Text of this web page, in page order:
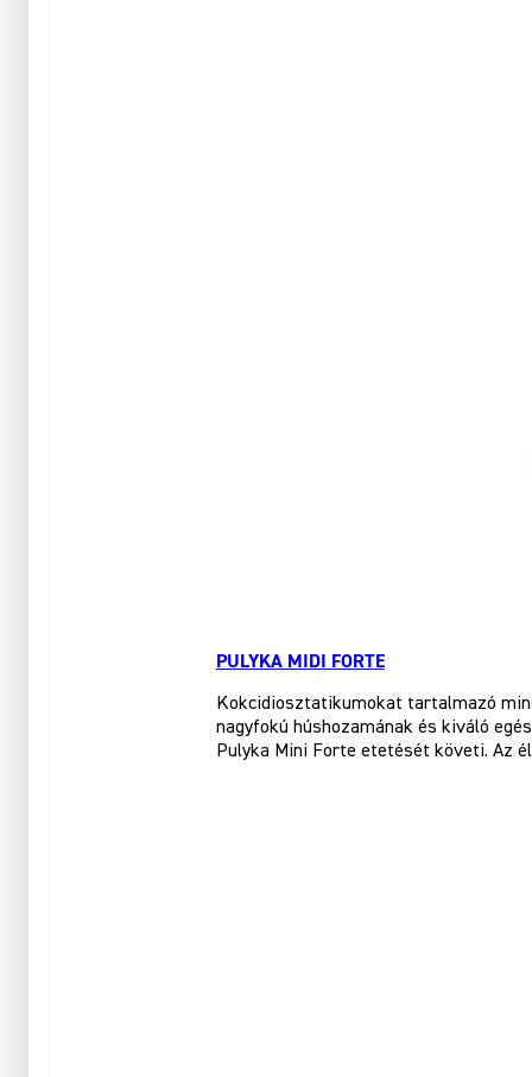
PULYKA MIDI FORTE
Kokcidiosztatikumokat tartalmazó
nagyfokú húshozamának és kiváló
Pulyka Mini Forte etetését követi. Az